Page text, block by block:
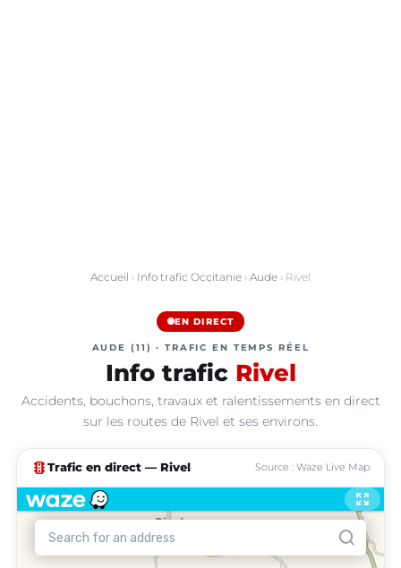
Accueil › Info trafic Occitanie › Aude › Rivel
EN DIRECT
AUDE (11) · TRAFIC EN TEMPS RÉEL
Info trafic Rivel
Accidents, bouchons, travaux et ralentissements en direct
sur les routes de Rivel et ses environs.
traffic Trafic en direct — Rivel Source : Waze Live Map